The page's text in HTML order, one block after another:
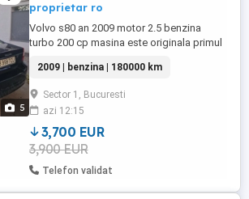
5
proprietar ro
Volvo s80 an 2009 motor 2.5 benzina
turbo 200 cp masina este originala primul
detalii la tel accept si unele variante la
preturi corecte
2009 | benzina | 180000 km
Sector 1, Bucuresti
azi 12:15
3,700 EUR
3,900 EUR
Telefon validat